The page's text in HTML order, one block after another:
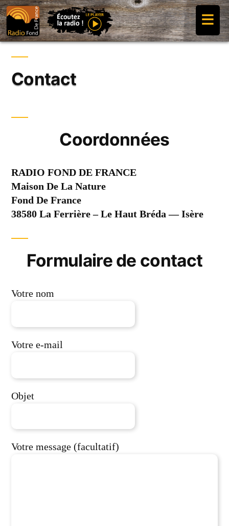
Aller
au
contenu
≡
Contact
Coordonnées
RADIO FOND DE FRANCE
Maison De La Nature
Fond De France
38580 La Ferrière – Le Haut Bréda — Isère
Formulaire de contact
Votre nom
Votre e-mail
Objet
Votre message (facultatif)